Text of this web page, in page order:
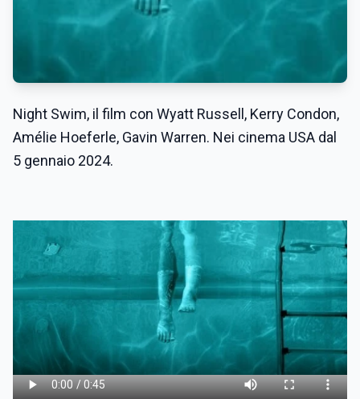
Night Swim, il film con Wyatt Russell, Kerry Condon,
Amélie Hoeferle, Gavin Warren. Nei cinema USA dal
5 gennaio 2024.